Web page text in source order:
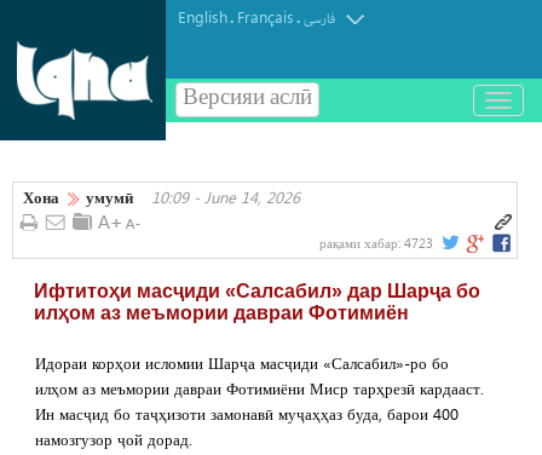
English. Français.فارسی
Версияи аслӣ
باز
و
کردن
Хона умумӣ 10:09 - June 14, 2026
рақами хабар: 4723
Ифтитоҳи масҷиди «Салсабил» дар Шарҷа бо
илҳом аз меъмории давраи Фотимиён
Идораи корҳои исломии Шарҷа масҷиди «Салсабил»-ро бо
илҳом аз меъмории давраи Фотимиёни Миср тарҳрезӣ кардааст.
Ин масҷид бо таҷҳизоти замонавӣ муҷаҳҳаз буда, барои 400
намозгузор ҷой дорад.